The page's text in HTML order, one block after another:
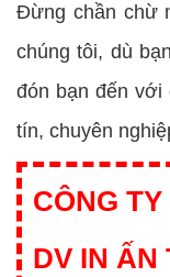
Đừng chần chừ
chúng tôi, dù
đón bạn đến với
tín, chuyên
CÔNG
DV IN ẤN